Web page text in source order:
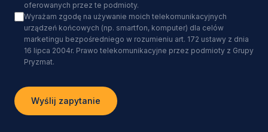
oferowanych przez te podmioty.
Wyrażam zgodę na używanie moich telekomunikacyjnych
urządzeń końcowych (np. smartfon, komputer) dla celów
marketingu bezpośredniego w rozumieniu art. 172 ustawy z dnia
16 lipca 2004r. Prawo telekomunikacyjne przez podmioty z Grupy
Pryzmat.
Wyślij zapytanie